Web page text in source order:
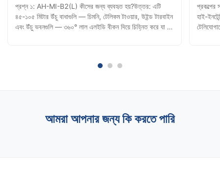
প্রশ্ন ১: AH-MI-B2(L) কীসের জন্য ব্যবহৃত হয়?উত্তর: এটি
৪৫-১০৫ মিটার উঁচু বাধাগুলি — চিমনি, টেলিকম টাওয়ার, উইন্ড টারবাইন
এবং উঁচু ভবনগুলি — ৩৬০° লাল এলইডি বীকন দিয়ে চিহ্নিত করে যা সব
হাই-
আমরা আপনার জন্য কি করতে পারি